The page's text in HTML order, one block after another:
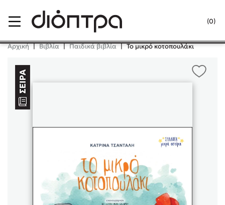
(0)
Κλείσιμο
Δημοφιλή Βιβλία
Το ξενοδοχείο των συναισθημάτων
Χάρης Πολίτης
Αρχική | Βιβλία | Παιδικά βιβλία | Το μικρό κοτοπουλάκι